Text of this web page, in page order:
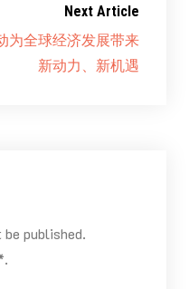
Next Article
为全球经济发展带来
新动力、新机遇
published.